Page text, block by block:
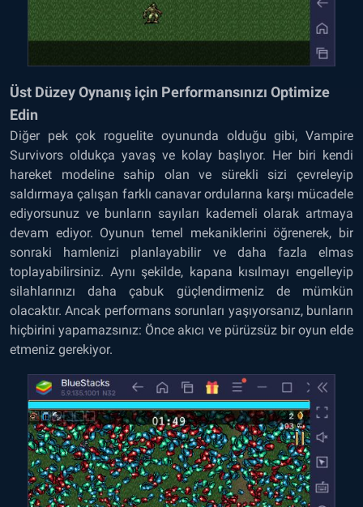
Üst Düzey Oynanış için Performansınızı Optimize
Edin
Diğer pek çok roguelite oyununda olduğu gibi, Vampire
Survivors oldukça yavaş ve kolay başlıyor. Her biri kendi
hareket modeline sahip olan ve sürekli sizi çevreleyip
saldırmaya çalışan farklı canavar ordularına karşı mücadele
ediyorsunuz ve bunların sayıları kademeli olarak artmaya
devam ediyor. Oyunun temel mekaniklerini öğrenerek, bir
sonraki hamlenizi planlayabilir ve daha fazla elmas
toplayabilirsiniz. Aynı şekilde, kapana kısılmayı engelleyip
silahlarınızı daha çabuk güçlendirmeniz de mümkün
olacaktır. Ancak performans sorunları yaşıyorsanız, bunların
hiçbirini yapamazsınız: Önce akıcı ve pürüzsüz bir oyun elde
etmeniz gerekiyor.